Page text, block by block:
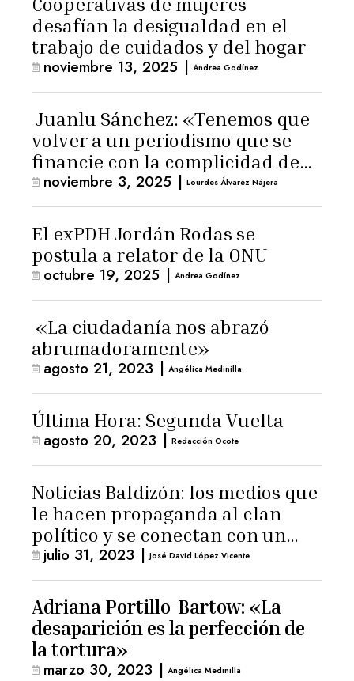
desafían la desigualdad en el
trabajo de cuidados y del hogar
noviembre 13, 2025 | Andrea Godínez
Juanlu Sánchez: «Tenemos que
volver a un periodismo que se
financie con la complicidad de
los lectores»
noviembre 3, 2025 | Lourdes Álvarez Nájera
El exPDH Jordán Rodas se
postula a relator de la ONU
octubre 19, 2025 | Andrea Godínez
«La ciudadanía nos abrazó
abrumadoramente»
agosto 21, 2023 | Angélica Medinilla
Última Hora: Segunda Vuelta
agosto 20, 2023 | Redacción Ocote
Noticias Baldizón: los medios que
le hacen propaganda al clan
político y se conectan con un
hombre de confianza de
Giammattei
julio 31, 2023 | José David López Vicente
Adriana Portillo-Bartow: «La
desaparición es la perfección de
la tortura»
marzo 30, 2023 | Angélica Medinilla